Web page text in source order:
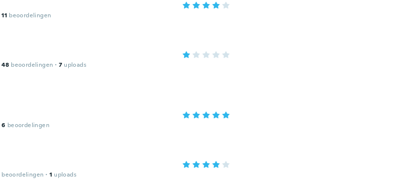
11 beoordelingen
48 beoordelingen · 7 uploads
6 beoordelingen
beoordelingen · 1 uploads